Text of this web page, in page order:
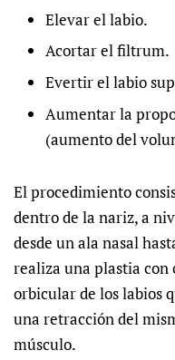
Elevar el labio.
Acortar el filtrum.
Evertir el labio
Aumentar la
(aumento del
El procedimiento
dentro de la nariz, a
desde un ala nasal
realiza una plastia
orbicular de los labios
una retracción del
músculo.